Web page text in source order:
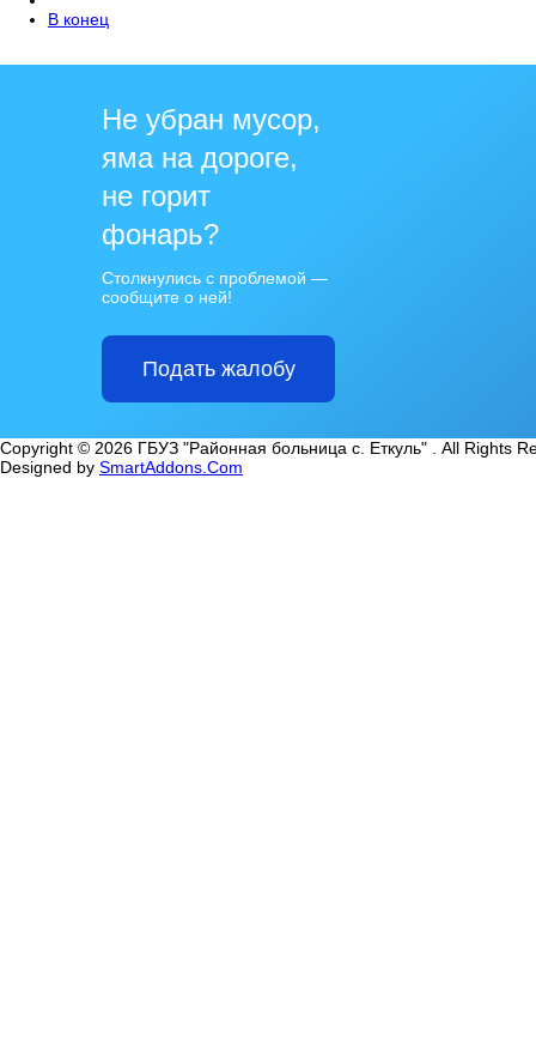
В конец
Не убран мусор,
яма на дороге,
не горит
фонарь?
Столкнулись с проблемой —
сообщите о ней!
Подать жалобу
Copyright © 2026 ГБУЗ "Районная больница с. Еткуль" . All Rights
Designed by SmartAddons.Com